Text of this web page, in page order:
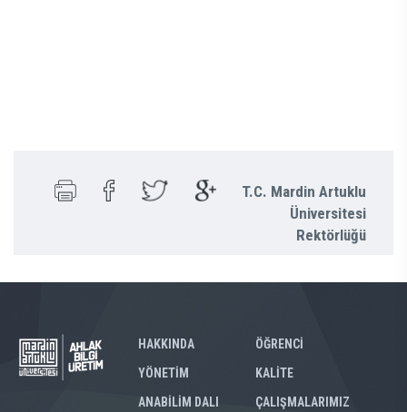
T.C. Mardin Artuklu
Üniversitesi
Rektörlüğü
HAKKINDA
YÖNETİM
ANABİLİM DALI
ÖĞRENCİ
KALİTE
ÇALIŞMALARIMIZ